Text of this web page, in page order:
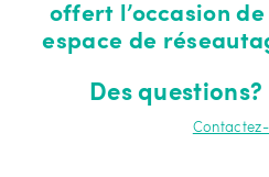
offert l’occasion
espace de
Des